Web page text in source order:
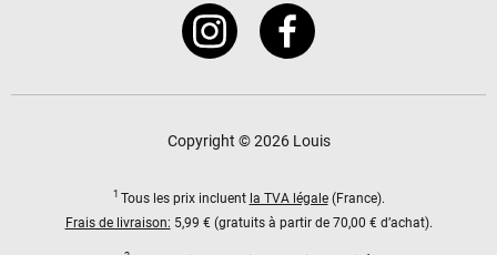
Copyright © 2026 Louis
1 Tous les prix incluent la TVA légale(France).
Frais de livraison: 5,99 € (gratuits à partir de 70,00 € d’achat).